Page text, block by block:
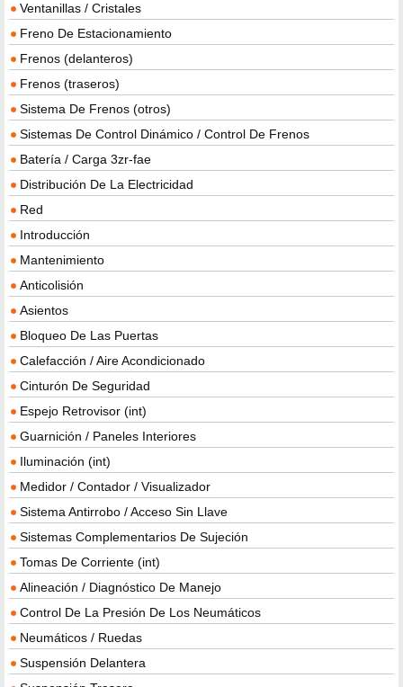
Ventanillas / Cristales
Freno De Estacionamiento
Frenos (delanteros)
Frenos (traseros)
Sistema De Frenos (otros)
Sistemas De Control Dinámico / Control De Frenos
Batería / Carga 3zr-fae
Distribución De La Electricidad
Red
Introducción
Mantenimiento
Anticolisión
Asientos
Bloqueo De Las Puertas
Calefacción / Aire Acondicionado
Cinturón De Seguridad
Espejo Retrovisor (int)
Guarnición / Paneles Interiores
Iluminación (int)
Medidor / Contador / Visualizador
Sistema Antirrobo / Acceso Sin Llave
Sistemas Complementarios De Sujeción
Tomas De Corriente (int)
Alineación / Diagnóstico De Manejo
Control De La Presión De Los Neumáticos
Neumáticos / Ruedas
Suspensión Delantera